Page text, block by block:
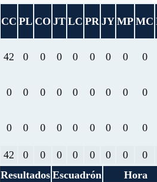
CC PL CO JT LC PR JY MP MC
42 0 0 0 0 0 0 0 0
0 0 0 0 0 0 0 0 0
0 0 0 0 0 0 0 0 0
42 0 0 0 0 0 0 0
0
Resultados Escuadrón
Hora